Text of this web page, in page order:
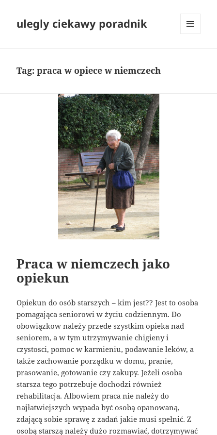
ulegly ciekawy poradnik
Tag:praca w opiece w niemczech
Praca w niemczech jako
opiekun
Opiekun do osób starszych – kim jest?? Jest to osoba
pomagająca seniorowi w życiu codziennym. Do
obowiązkow należy przede szystkim opieka nad
seniorem, a w tym utrzymywanie chigieny i
czystosci, pomoc w karmieniu, podawanie leków, a
także zachowanie porządku w domu, pranie,
prasowanie, gotowanie czy zakupy. Jeżeli osoba
starsza tego potrzebuje dochodzi również
rehabilitacja. Albowiem praca nie należy do
najłatwiejszych wypada być osobą opanowaną,
zdającą sobie sprawę z zadań jakie musi spełnić. Z
osobą starszą należy dużo rozmawiać, dotrzymywać